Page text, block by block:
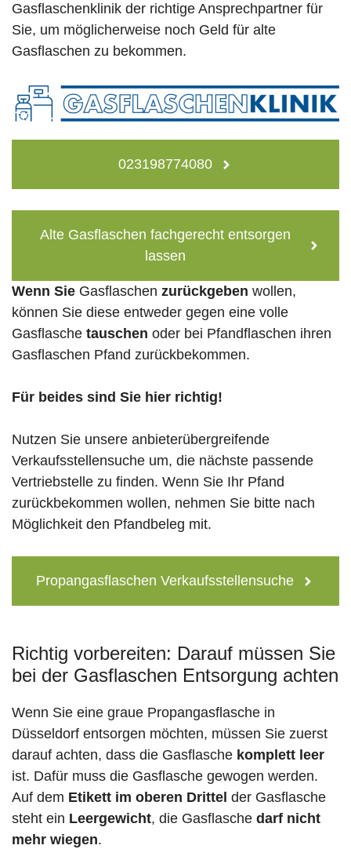
Gasflaschenklinik der richtige Ansprechpartner für
Sie, um möglicherweise noch Geld für alte
Gasflaschen zu bekommen.
023198774080
Alte Gasflaschen fachgerecht entsorgen
lassen
Wenn Sie Gasflaschen zurückgeben wollen,
können Sie diese entweder gegen eine volle
Gasflasche tauschen oder bei Pfandflaschen ihren
Gasflaschen Pfand zurückbekommen.
Für beides sind Sie hier richtig!
Nutzen Sie unsere anbieterübergreifende
Verkaufsstellensuche um, die nächste passende
Vertriebstelle zu finden. Wenn Sie Ihr Pfand
zurückbekommen wollen, nehmen Sie bitte nach
Möglichkeit den Pfandbeleg mit.
Propangasflaschen Verkaufsstellensuche
Richtig vorbereiten: Darauf müssen Sie
bei der Gasflaschen Entsorgung achten
Wenn Sie eine graue Propangasflasche in
Düsseldorf entsorgen möchten, müssen Sie zuerst
darauf achten, dass die Gasflasche komplett leer
ist. Dafür muss die Gasflasche gewogen werden.
Auf dem Etikett im oberen Drittel der Gasflasche
steht ein Leergewicht, die Gasflasche darf nicht
mehr wiegen.